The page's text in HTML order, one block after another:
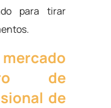
para tirar
de
de